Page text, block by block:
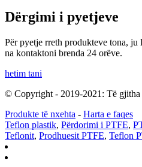
Dërgimi i pyetjeve
Për pyetje rreth produkteve tona,
na kontaktoni brenda 24 orëve.
hetim tani
© Copyright - 2019-2021: Të gjitha
Produkte të nxehta - Harta e faqes
Teflon plastik, Përdorimi i PTFE,
Teflonit, Prodhuesit PTFE, Teflon